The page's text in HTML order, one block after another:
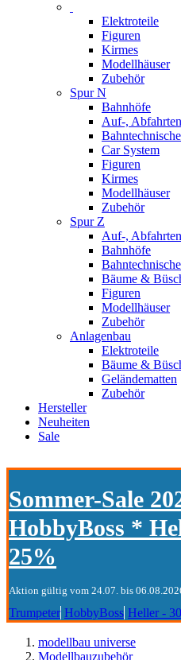
Elektroteile
Figuren
Kirmes
Modellhäuser
Zubehör
Spur N
Bahnhöfe
Auf-,
Car System
Figuren
Kirmes
Modellhäuser
Zubehör
Spur Z
Auf-,
Bahnhöfe
Bäume &
Figuren
Modellhäuser
Zubehör
Anlagenbau
Elektroteile
Bäume &
Geländematten
Zubehör
Hersteller
Neuheiten
Sale
Sommer-Sale
HobbyBoss *
25%
Aktion gültig vom 24.07. bis
Trumpeter HobbyBoss Heller -
modellbau universe
Modellbauzubehör